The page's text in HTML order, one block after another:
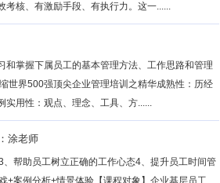
核、有激励手段、有执行力。这一......
掌握下属员工的基本管理方法、工作思路和管理
世界500强顶尖企业管理培训之精华成熟性：历经
实用性：观点、理念、工具、方......
涂老师
帮助员工树立正确的工作心态4、提升员工时间管
+案例分析+情景体验【课程对象】企业基层员工